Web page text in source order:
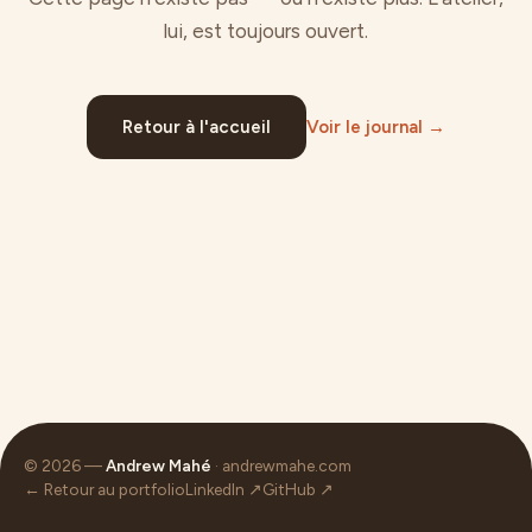
lui, est toujours ouvert.
Retour à l'accueil Voir le journal →
© 2026 —Andrew Mahé · andrewmahe.com
← Retour au portfolioLinkedIn ↗GitHub ↗